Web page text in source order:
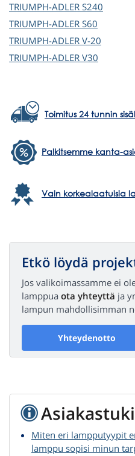
TRIUMPH-ADLER S240
TRIUMPH-ADLER S60
TRIUMPH-ADLER V-20
TRIUMPH-ADLER V30
Toimitus 24 tunnin
Palkitsemme kanta-
Vain korkealaatuisia
Etkö löydä
Jos valikoimassamme ei
lamppua ota yhteyttä ja
lampun mahdollisimman
Yhteydenotto
Asiakastuki
Miten eri lampputyypit
lamppu sopisi minun